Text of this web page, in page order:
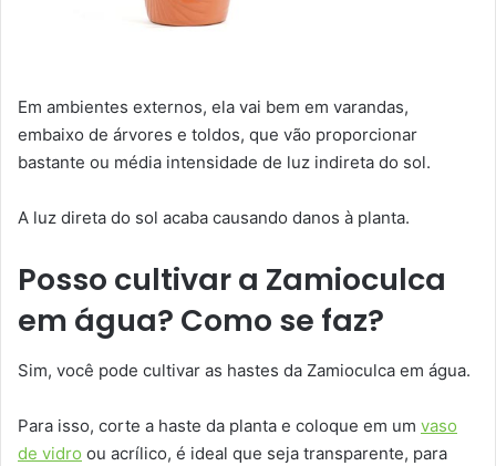
Em ambientes externos, ela vai bem em varandas,
embaixo de árvores e toldos, que vão proporcionar
bastante ou média intensidade de luz indireta do sol.
A luz direta do sol acaba causando danos à planta.
Posso cultivar a Zamioculca
em água? Como se faz?
Sim, você pode cultivar as hastes da Zamioculca em água.
Para isso, corte a haste da planta e coloque em um vaso
de vidro ou acrílico, é ideal que seja transparente, para